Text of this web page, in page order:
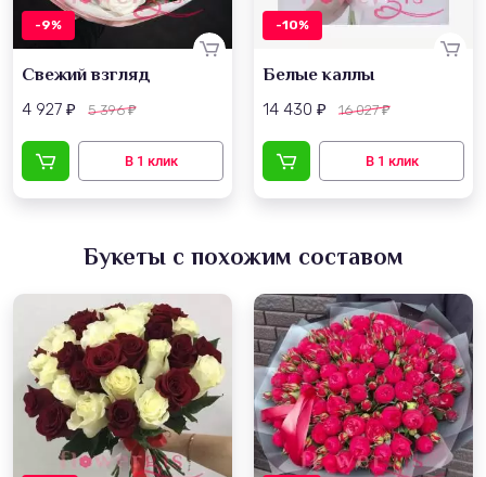
-9%
Свежий взгляд
4 927 ₽ 5 396₽
-10%
Белые каллы
14 430 ₽ 16 027₽
Букеты с похожим составом